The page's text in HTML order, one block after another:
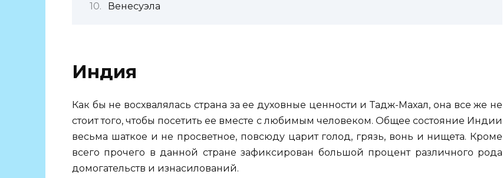
Венесуэла
Индия
Как бы не восхвалялась страна за ее духовные ценности и Тадж-Махал, она все же не
стоит того, чтобы посетить ее вместе с любимым человеком. Общее состояние Индии
весьма шаткое и не просветное, повсюду царит голод, грязь, вонь и нищета. Кроме
всего прочего в данной стране зафиксирован большой процент различного рода
домогательств и изнасилований.